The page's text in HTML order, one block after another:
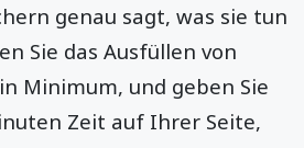
genau sagt, was sie tun
Sie das Ausfüllen von
Minimum, und geben Sie
Zeit auf Ihrer Seite,